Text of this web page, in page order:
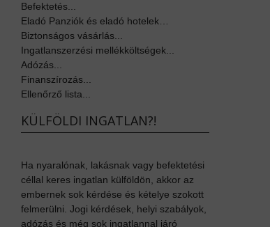
Befektetés...
Eladó Panziók és eladó hotelek…
Biztonságos vásárlás...
Ingatlanszerzési mellékköltségek...
Adózás...
Finanszírozás...
Ellenőrző lista...
KÜLFÖLDI INGATLAN?!
Ha nyaralónak, lakásnak vagy befektetési
céllal keres ingatlan külföldön, akkor az
embernek sok kérdése és kételye szokott
felmerülni. Jogi kérdések, helyi szabályok,
adózás és még sok ingatlannal járó